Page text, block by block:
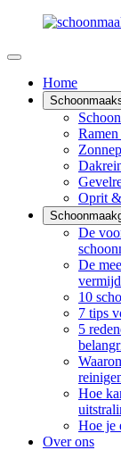
Home
Ramen
Oprit
De
De
10
7 tips
5
Hoe
Hoe je
Over ons